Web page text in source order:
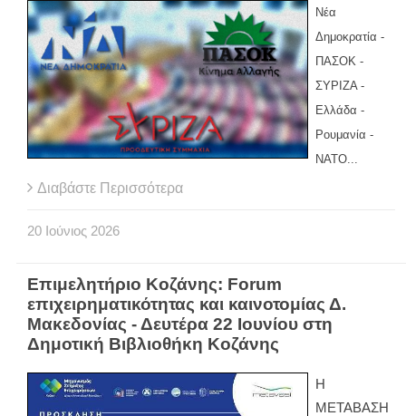
Νέα
Δημοκρατία -
ΠΑΣΟΚ -
ΣΥΡΙΖΑ -
Ελλάδα -
Ρουμανία -
ΝΑΤΟ...
Διαβάστε Περισσότερα
20 Ιούνιος 2026
Επιμελητήριο Κοζάνης: Forum
επιχειρηματικότητας και καινοτομίας Δ.
Μακεδονίας - Δευτέρα 22 Ιουνίου στη
Δημοτική Βιβλιοθήκη Κοζάνης
Η
ΜΕΤΑΒΑΣΗ